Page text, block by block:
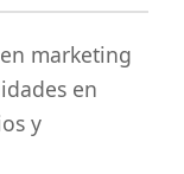
marketing
en
y